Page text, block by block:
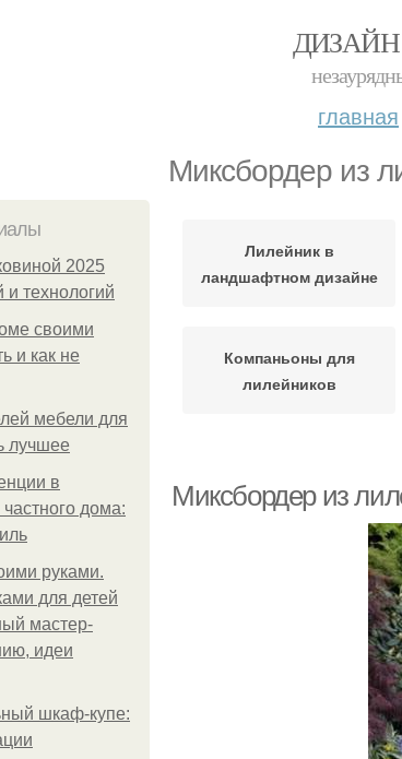
ДИЗАЙН
главная
Миксбордер из
2025
и технологий
своими
и как не
мебели для
лучшее
в
дома:
руками.
для детей
мастер-
идеи
шкаф-купе:
Лилейник в
ландшафтном дизайне
Компаньоны для
лилейников
Миксбордер из